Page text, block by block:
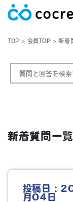
TOP 会員TOP 新着
新着質問一
投稿日：
月04日